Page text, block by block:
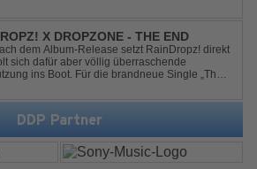
this remix elevates the o...
X DROPZONE - THE END
dem Album-Release setzt RainDropz! direkt
sich dafür aber völlig überraschende
ins Boot. Für die brandneue Single „The
Projekte "DropZone", um das es jahrelang
„The End“ ist ei...
DDP Partner